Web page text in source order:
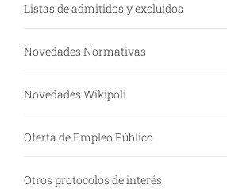
Listas de admitidos y excluidos
Novedades Normativas
Novedades Wikipoli
Oferta de Empleo Público
Otros protocolos de interés